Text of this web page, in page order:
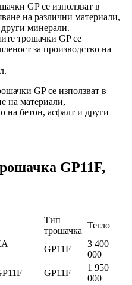
GP се използват в
на различни материали,
минерали.
трошачки GP се
за производство на
GP се използват в
на материали,
на бетон, асфалт и други
GP11F,
Тип
трошачка
Тегло
GP11F
3 400
000
GP11F
1 950
000